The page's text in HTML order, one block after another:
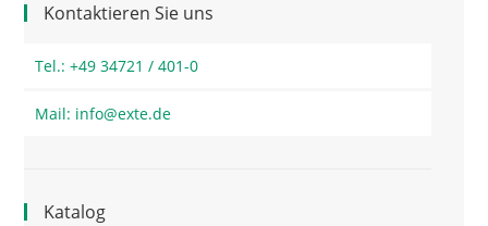
Kontaktieren Sie uns
Tel.: +49 34721 / 401-0
Mail: info@exte.de
Katalog